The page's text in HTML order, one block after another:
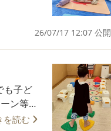
Kid
心より
ていま
しんだ
のペー
なと
26/07/17 12:07 公開
ン等を
素が強
を読む